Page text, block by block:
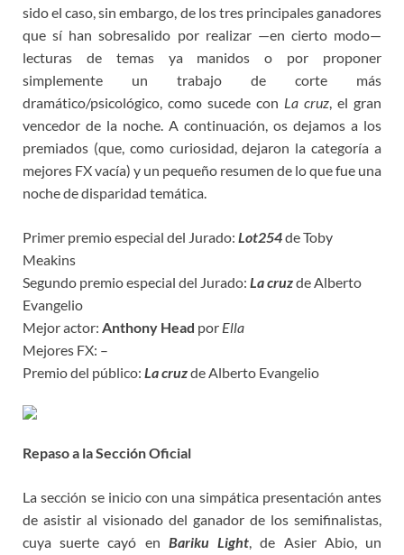
sido el caso, sin embargo, de los tres principales ganadores
que sí han sobresalido por realizar —en cierto modo—
lecturas de temas ya manidos o por proponer
simplemente un trabajo de corte más
dramático/psicológico, como sucede con La cruz, el gran
vencedor de la noche. A continuación, os dejamos a los
premiados (que, como curiosidad, dejaron la categoría a
mejores FX vacía) y un pequeño resumen de lo que fue una
noche de disparidad temática.
Primer premio especial del Jurado: Lot254de Toby
Meakins
Segundo premio especial del Jurado: La cruzde Alberto
Evangelio
Mejor actor: Anthony Head por Ella
Mejores FX: –
Premio del público: La cruzde Alberto Evangelio
Repaso a la Sección Oficial
La sección se inicio con una simpática presentación antes
de asistir al visionado del ganador de los semifinalistas,
cuya suerte cayó en Bariku Light, de Asier Abio, un